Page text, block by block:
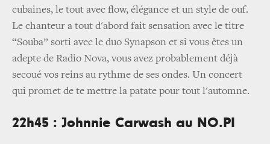
cubaines, le tout avec flow, élégance et un style de ouf.
Le chanteur a tout d'abord fait sensation avec le titre
“Souba” sorti avec le duo Synapson et si vous êtes un
adepte de Radio Nova, vous avez probablement déjà
secoué vos reins au rythme de ses ondes. Un concert
qui promet de te mettre la patate pour tout l'automne.
22h45 : Johnnie Carwash au NO.PI